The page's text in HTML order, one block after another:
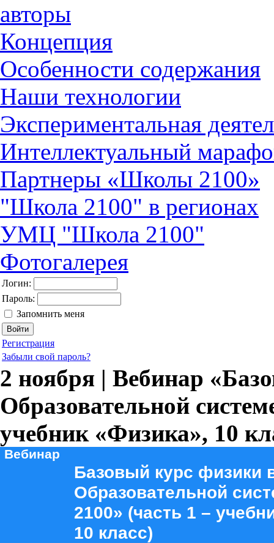
авторы
Концепция
Особенности содержания
Наши технологии
Экспериментальная
Интеллектуальный
Партнеры «Школы 2100»
"Школа 2100" в регионах
УМЦ "Школа 2100"
Фотогалерея
Логин:
Пароль:
Запомнить меня
Регистрация
Забыли свой пароль?
2 ноября | Вебинар
Образовательной
учебник «Физика», 10
Вебинар
Базовый курс физики
Образовательной
2100» (часть 1 –
10 класс)